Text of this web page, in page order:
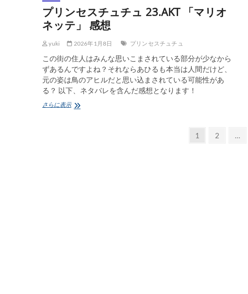
プリンセスチュチュ 23.AKT 「マリオ
ネッテ」 感想
yuki 2026年1月8日 プリンセスチュチュ
この街の住人はみんな思いこまされている部分が少なから
ずあるんですよね？それならあひるも本当は人間だけど、
元の姿は鳥のアヒルだと思い込まされている可能性があ
る？ 以下、ネタバレを含んだ感想となります！
さらに表示プ
固1
固
2 …